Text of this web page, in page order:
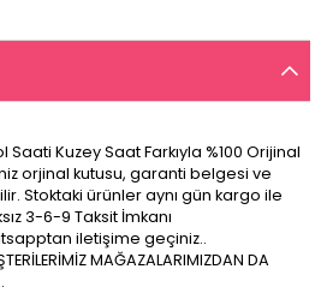
Saati Kuzey Saat Farkıyla %100 Orijinal
orjinal kutusu, garanti belgesi ve
Stoktaki ürünler aynı gün kargo ile
3-6-9 Taksit İmkanı
iletişime geçiniz..
MAĞAZALARIMIZDAN DA